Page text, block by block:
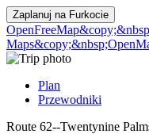
Zaplanuj na Furkocie
OpenFreeMap
Maps
Plan
Przewodniki
Route 62--Twentynine